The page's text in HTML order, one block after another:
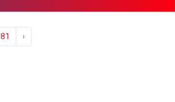
81 ›